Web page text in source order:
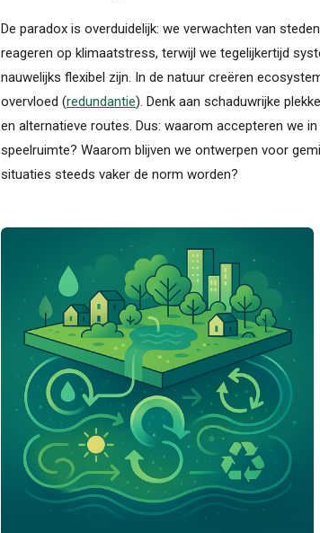
De paradox is overduidelijk: we verwachten van
reageren op klimaatstress, terwijl we tegelijkertijd
nauwelijks flexibel zijn. In de natuur creëren
overvloed (redundantie). Denk aan schaduwrijke
en alternatieve routes. Dus: waarom accepteren we
speelruimte? Waarom blijven we ontwerpen voor
situaties steeds vaker de norm worden?